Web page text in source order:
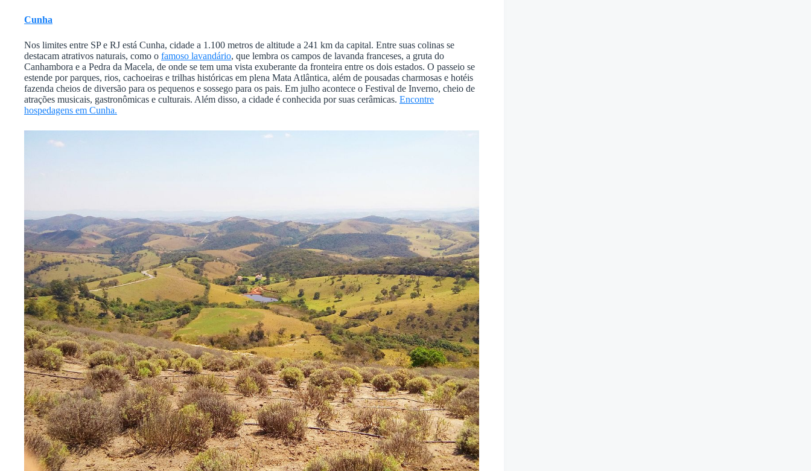
Cunha
Nos limites entre SP e RJ está Cunha, cidade a 1.100 metros de altitude a 241 km da capital. Entre suas colinas se
destacam atrativos naturais, como o famoso lavandário, que lembra os campos de lavanda franceses, a gruta do
Canhambora e a Pedra da Macela, de onde se tem uma vista exuberante da fronteira entre os dois estados. O passeio se
estende por parques, rios, cachoeiras e trilhas históricas em plena Mata Atlântica, além de pousadas charmosas e hotéis
fazenda cheios de diversão para os pequenos e sossego para os pais. Em julho acontece o Festival de Inverno, cheio de
atrações musicais, gastronômicas e culturais. Além disso, a cidade é conhecida por suas cerâmicas. Encontre
hospedagens em Cunha.